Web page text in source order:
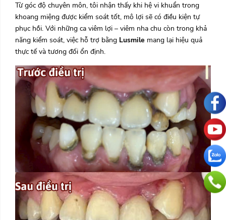
Từ góc độ chuyên môn, tôi nhận thấy khi hệ vi khuẩn trong
khoang miệng được kiểm soát tốt, mô lợi sẽ có điều kiện tự
phục hồi. Với những ca viêm lợi – viêm nha chu còn trong khả
năng kiểm soát, việc hỗ trợ bằng Lusmile mang lại hiệu quả
thực tế và tương đối ổn định.